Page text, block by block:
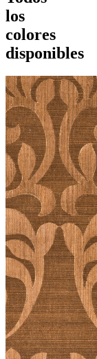
los
colores
disponibles